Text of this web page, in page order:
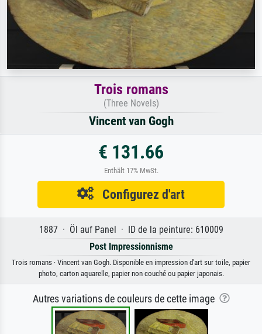
Trois romans
(Three Novels)
Vincent van Gogh
€ 131.66
Enthält 17% MwSt.
Configurez d'art
1887 · Öl auf Panel · ID de la peinture: 610009
Post Impressionnisme
Trois romans · Vincent van Gogh. Disponible en impression d'art sur toile, papier
photo, carton aquarelle, papier non couché ou papier japonais.
Autres variations de couleurs de cette image